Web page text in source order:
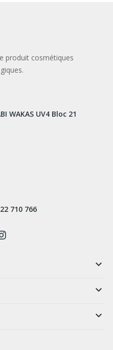
produit cosmétiques
WAKAS UV4 Bloc 21
710 766
keyboard_arrow_down
keyboard_arrow_down
keyboard_arrow_down